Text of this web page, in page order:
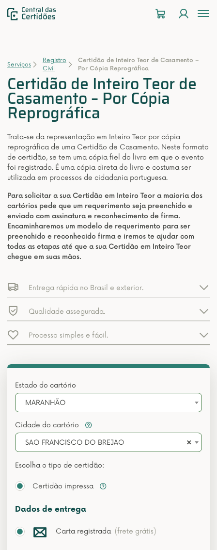
Serviços
Registro
Civil
Certidão de Inteiro Teor de Casamento –
Por Cópia Reprográfica
Certidão de Inteiro Teor de
Casamento – Por Cópia
Reprográfica
Trata-se da representação em Inteiro Teor por cópia
reprográfica de uma Certidão de Casamento. Neste formato
de certidão, se tem uma cópia fiel do livro em que o evento
foi registrado. É uma cópia direta do livro e costuma ser
utilizada em processos de cidadania portuguesa.
Para solicitar a sua Certidão em Inteiro Teor a maioria dos
cartórios pede que um requerimento seja preenchido e
enviado com assinatura e reconhecimento de firma.
Encaminharemos um modelo de requerimento para ser
preenchido e reconhecido firma e iremos te ajudar com
todas as etapas até que a sua Certidão em Inteiro Teor
chegue em suas mãos.
Entrega rápida no Brasil e exterior.
Qualidade assegurada.
Processo simples e fácil.
Estado do cartório
MARANHÃO
Cidade do cartório
×
SAO FRANCISCO DO BREJAO
Escolha o tipo de certidão:
Certidão impressa
Dados de entrega
Carta registrada (frete grátis)